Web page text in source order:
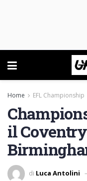
Home EFL Championship
il
di Luca Antolini